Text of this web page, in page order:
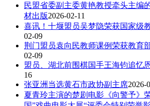
民盟省委副主委黄艳教授牵头主编
材出版2026-02-11
喜讯！十堰盟员吴梦隐荣获国家级
02-09
荆门盟员袁向民教师课例荣获教育
02-09
盟员、湖北前围棋国手王海钧追忆
16
张亚洲当选黄石市政协副主席2026-
夏青玲主演的楚剧电影《向警予》